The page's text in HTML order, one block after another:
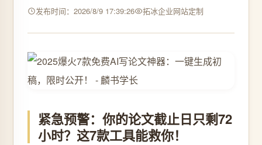
发布时间：2026/8/9 17:39:26 拓冰企业网站定制
紧急预警：你的论文截止日只剩72
小时？这7款工具能救你！